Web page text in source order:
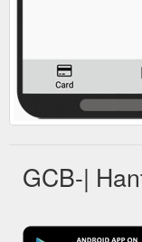
GCB-|